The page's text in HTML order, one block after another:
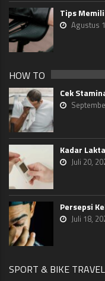
Tips
Agustus
HOW TO
Cek
Kadar
Juli 20,
Persepsi
Juli 18,
SPORT & BIKE TRAVEL